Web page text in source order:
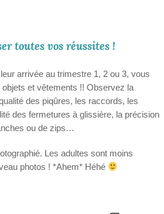
toutes vos réussites !
arrivée au trimestre 1, 2 ou 3, vous
et vêtements !! Observez la
des piqûres, les raccords, les
des fermetures à glissière, la précision
ou de zips…
Les adultes sont moins
photos ! *Ahem* Héhé